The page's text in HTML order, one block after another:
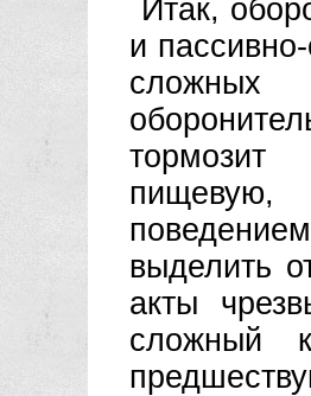
Итак,
и
сложных
пищевую,
выделить
акты
сложный